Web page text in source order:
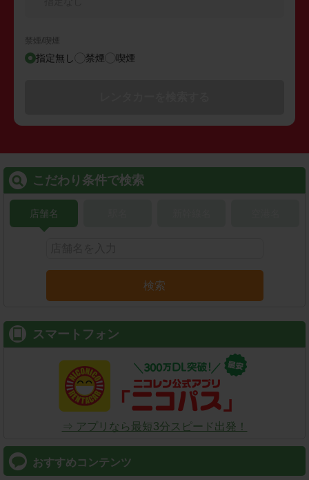
禁煙/喫煙
指定無し 禁煙 喫煙
こだわり条件で検索
店舗名
検索
スマートフォン
⇒ アプリなら最短3分スピード出発！
おすすめコンテンツ